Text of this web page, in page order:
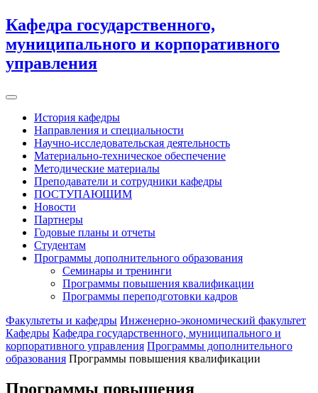
Кафедра государственного,
муниципального и корпоративного
управления
История кафедры
Направления и специальности
Научно-исследовательская деятельность
Материально-техническое обеспечение
Методические материалы
Преподаватели и сотрудники кафедры
ПОСТУПАЮЩИМ
Новости
Партнеры
Годовые планы и отчеты
Студентам
Программы дополнительного образования
Семинары и тренинги
Программы повышения квалификации
Программы переподготовки кадров
Факультеты и кафедры Инженерно-экономический факультет
Кафедры Кафедра государственного, муниципального и
корпоративного управления Программы дополнительного
образования Программы повышения квалификации
Программы повышения